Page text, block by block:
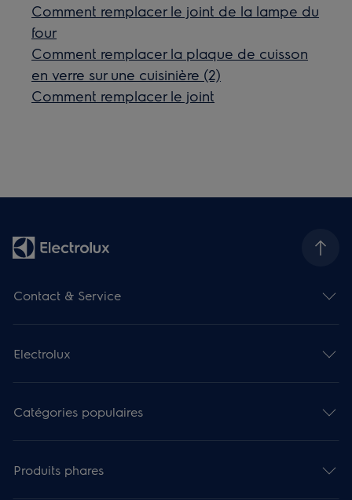
Comment remplacer le joint de la lampe du
four
Comment remplacer la plaque de cuisson
en verre sur une cuisinière (2)
Comment remplacer le joint
Contact & Service
Electrolux
Catégories populaires
Produits phares